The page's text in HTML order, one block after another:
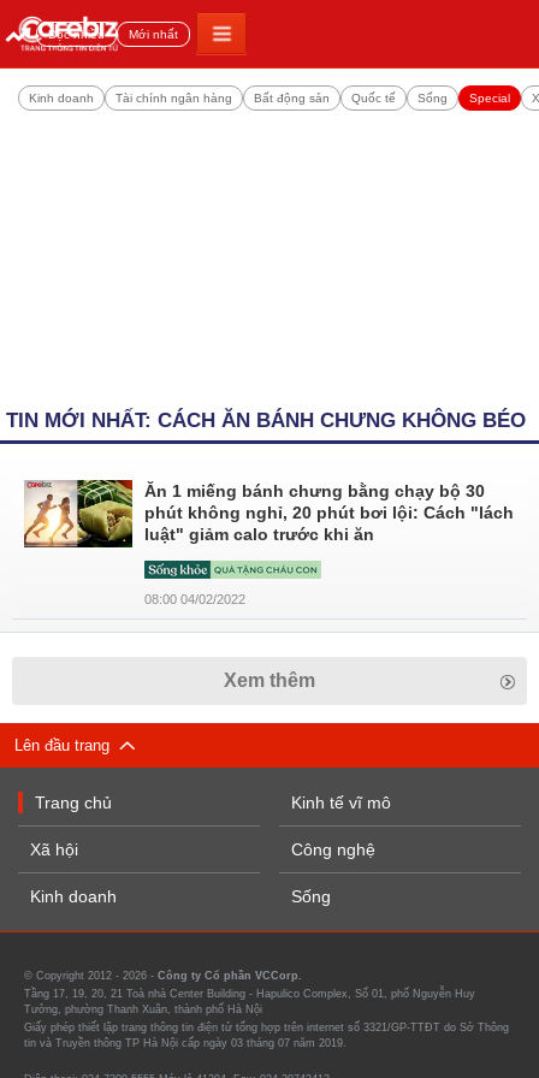
Đọc nhiều Mới nhất
Kinh doanh Tài chính ngân hàng Bất động sản Quốc tế Sống Special
TIN MỚI NHẤT: CÁCH ĂN BÁNH CHƯNG KHÔNG BÉO
Ăn 1 miếng bánh chưng bằng chạy bộ 30
phút không nghỉ, 20 phút bơi lội: Cách "lách
luật" giảm calo trước khi ăn
08:00 04/02/2022
Xem thêm
Lên đầu trang
Trang chủ
Xã hội
Kinh doanh
Kinh tế vĩ mô
Công nghệ
Sống
© Copyright 2012 - 2026 - Công ty Cổ phần VCCorp.
Tầng 17, 19, 20, 21 Toà nhà Center Building - Hapulico Complex, Số 01, phố Nguyễn Huy
Tưởng, phường Thanh Xuân, thành phố Hà Nội
Giấy phép thiết lập trang thông tin điện tử tổng hợp trên internet số 3321/GP-TTĐT do Sở Thông
tin và Truyền thông TP Hà Nội cấp ngày 03 tháng 07 năm 2019.